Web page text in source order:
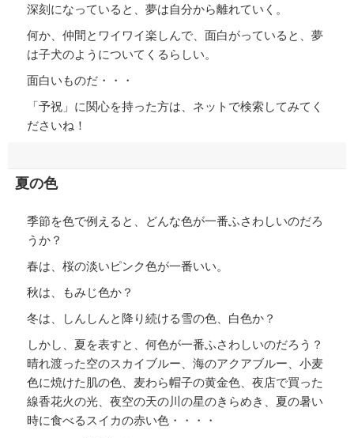
深刻になっていると、夢は自分から離れていく。
何か、仲間とワイワイ楽しんで、面白がっていると、夢
は子犬のようについてくるらしい。
面白いものだ・・・
「予祝」に関心を持った方は、ネットで検索してみてく
ださいね！
夏の色
季節を色で例えると、どんな色が一番ふさわしいのだろ
うか？
春は、桜の淡いピンク色が一番いい。
秋は、もみじ色か？
冬は、しんしんと降り続ける雪の色、白色か？
しかし、夏を表すと、何色が一番ふさわしいのだろう？
晴れ渡った空のスカイブルー、海のアクアブルー、小麦
色に焼けた肌の色、麦わら帽子の黄金色、夜店で買った
線香花火の光、夜空の天の川の星のきらめき、夏の暑い
時に食べるスイカの赤い色・・・・